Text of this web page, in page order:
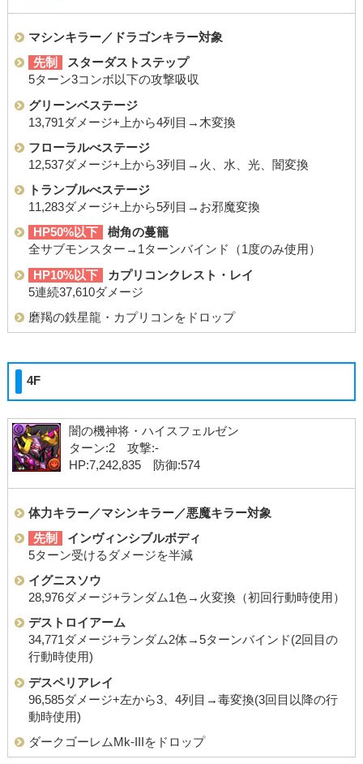
マシンキラー／ドラゴンキラー対象
先制
スターダストステップ
5ターン3コンボ以下の攻撃吸収
グリーンベステージ
13,791ダメージ+上から4列目→木変換
フローラルべステージ
12,537ダメージ+上から3列目→火、水、光、闇変換
トランブルべステージ
11,283ダメージ+上から5列目→お邪魔変換
HP50%以下
樹角の蔓籠
全サブモンスター→1ターンバインド（1度のみ使用）
HP10%以下
カプリコンクレスト・レイ
5連続37,610ダメージ
磨羯の鉄星龍・カプリコンをドロップ
4F
闇の機神将・ハイスフェルゼン
ターン:2 攻撃:-
HP:7,242,835 防御:574
体力キラー／マシンキラー／悪魔キラー対象
先制
インヴィンシブルボディ
5ターン受けるダメージを半減
イグニスソウ
28,976ダメージ+ランダム1色→火変換（初回行動時使用）
デストロイアーム
34,771ダメージ+ランダム2体→5ターンバインド(2回目の
行動時使用)
デスペリアレイ
96,585ダメージ+左から3、4列目→毒変換(3回目以降の行
動時使用)
ダークゴーレムMk-IIIをドロップ